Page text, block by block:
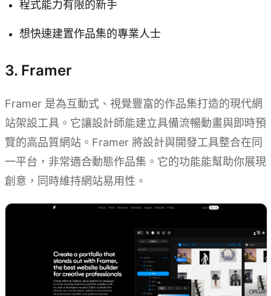
程式能力有限的新手
想快速建置作品集的專業人士
3. Framer
Framer 是為互動式、視覺豐富的作品集打造的現代網
站架設工具。它讓設計師能建立具備流暢動畫與即時預
覽的高品質網站。Framer 將設計與開發工具整合在同
一平台，非常適合動態作品集。它的功能能幫助你展現
創意，同時維持網站易用性。